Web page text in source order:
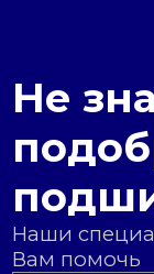
Не
Наши
Вам помочь